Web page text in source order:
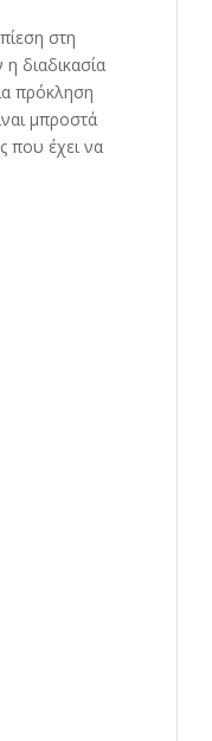
στη
διαδικασία
πρόκληση
μπροστά
που έχει να